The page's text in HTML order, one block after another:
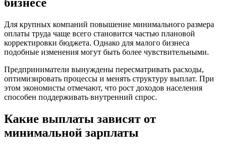
бизнесе
Для крупных компаний повышение минимального размера
оплаты труда чаще всего становится частью плановой
корректировки бюджета. Однако для малого бизнеса
подобные изменения могут быть более чувствительными.
Предприниматели вынуждены пересматривать расходы,
оптимизировать процессы и менять структуру выплат. При
этом экономисты отмечают, что рост доходов населения
способен поддерживать внутренний спрос.
Какие выплаты зависят от
минимальной зарплаты